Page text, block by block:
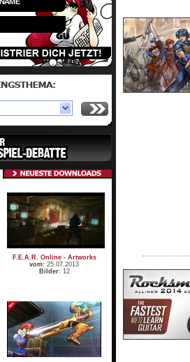
F.E.A.R. Online - Artworks
vom: 25.07.2013
Bilder: 12